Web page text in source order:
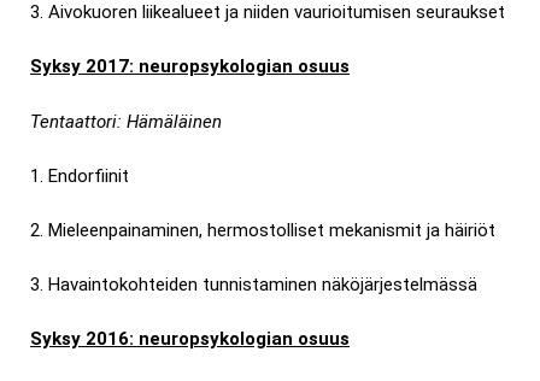
3. Aivokuoren liikealueet ja niiden vaurioitumisen seuraukset
Syksy 2017: neuropsykologian osuus
Tentaattori: Hämäläinen
1. Endorfiinit
2. Mieleenpainaminen, hermostolliset mekanismit ja häiriöt
3. Havaintokohteiden tunnistaminen näköjärjestelmässä
Syksy 2016: neuropsykologian osuus